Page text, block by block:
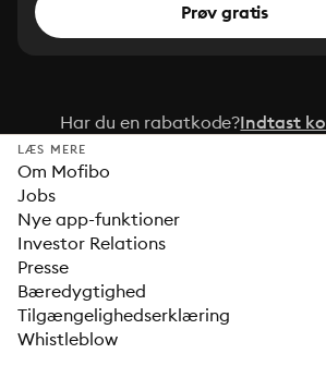
Prøv gratis
Har du en rabatkode?Indtast
LÆS MERE
Om Mofibo
Jobs
Nye app-funktioner
Investor Relations
Presse
Bæredygtighed
Tilgængelighedserklæring
Whistleblow